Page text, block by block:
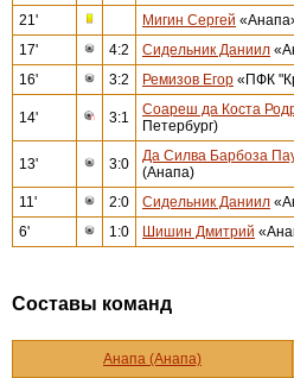
21'
Мигин Сергей
17'
4:2 Сидельник Даниил
16'
3:2 Ремизов Егор «ПФК
14' 3:1 Соареш да Коста
Петербург)
13' 3:0 Да Силва Барбоза
(Анапа)
11'
2:0 Сидельник Даниил
6'
1:0 Шишин Дмитрий
Составы команд
Анапа (Анапа)